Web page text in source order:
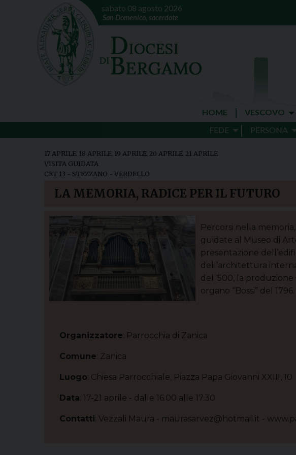
sabato 08 agosto 2026
San Domenico, sacerdote
HOME VESCOVO
FEDE
PERSONA
17 APRILE 18 APRILE 19 APRILE 20 APRILE 21 APRILE
VISITA GUIDATA
CET 13 - STEZZANO - VERDELLO
LA MEMORIA, RADICE PER IL FUTURO
Percorsi nella
guidate al Museo di
presentazione
dell’architettura
del ‘500, la produzione
organo “Bossi” del 1796.
Organizzatore: Parrocchia di Zanica
Comune: Zanica
Luogo: Chiesa Parrocchiale, Piazza Papa Giovanni XXIII, 10
Data: 17-21 aprile - dalle 16.00 alle 17.30
Contatti: Vezzali Maura - maurasarvez@hotmail.it -